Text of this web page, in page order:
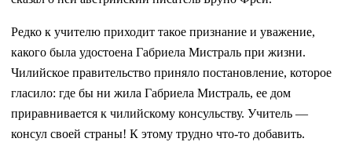
Редко к учителю приходит такое признание и уважение,
какого была удостоена Габриела Мистраль при жизни.
Чилийское правительство приняло постановление, которое
гласило: где бы ни жила Габриела Мистраль, ее дом
приравнивается к чилийскому консульству. Учитель —
консул своей страны! К этому трудно что-то добавить.